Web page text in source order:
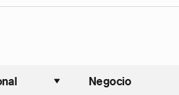
Ordenar
Negocio